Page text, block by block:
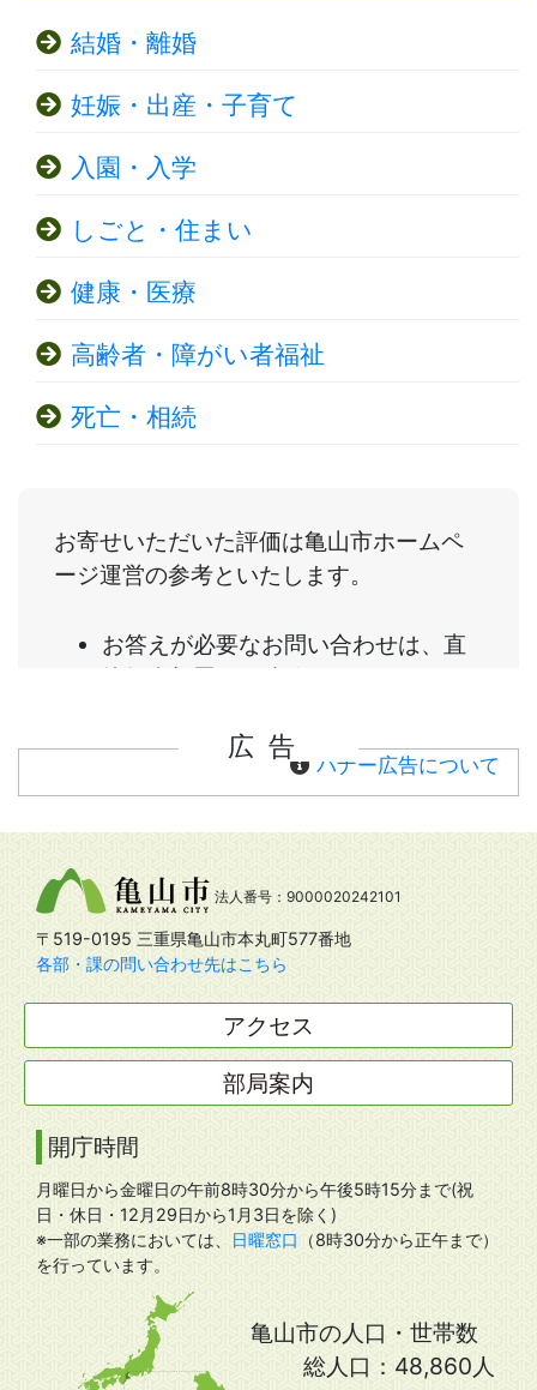
結婚・離婚
妊娠・出産・子育て
入園・入学
しごと・住まい
健康・医療
高齢者・障がい者福祉
死亡・相続
広告
バナー広告について
法人番号：9000020242101
〒519-0195 三重県亀山市本丸町577番地
各部・課の問い合わせ先はこちら
アクセス
部局案内
開庁時間
月曜日から金曜日の午前8時30分から午後5時15分まで(祝
日・休日・12月29日から1月3日を除く)
※一部の業務においては、
日曜窓口
（8時30分から正午まで）
を行っています。
亀山市の人口・世帯数
総人口： 48,860人